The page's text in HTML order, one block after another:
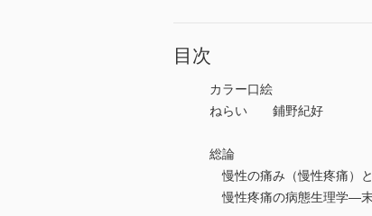
目次
カラー口絵
ねらい 鋪野紀好
総論
慢性の痛み（慢性疼痛
慢性疼痛の病態生理学―